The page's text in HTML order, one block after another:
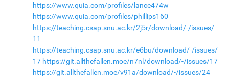
https://www.quia.com/profiles/lance474w
https://www.quia.com/profiles/phillips160
https://teaching.csap.snu.ac.kr/2j5r/download/-/issues/
11
https://teaching.csap.snu.ac.kr/e6bu/download/-/issues/
17 https://git.allthefallen.moe/n7nl/download/-/issues/17
https://git.allthefallen.moe/v91a/download/-/issues/24